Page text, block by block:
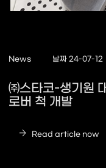
News 날짜 24-07-12
㈜스타코-생기원
로버 척 개발
arrow_forward Read article now